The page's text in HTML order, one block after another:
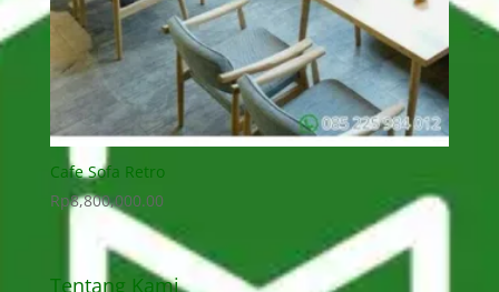
Cafe Sofa Retro
Rp8,800,000.00
Tentang Kami